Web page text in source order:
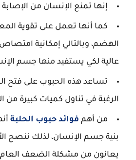
إنها تمنع الإنسان من الإصابة
كما أنها تعمل على تقوية
الهضم، وبالتالي إمكانية
عالية لكي يستفيد منها جسم
تساعد هذه الحبوب على فتح
الرغبة في تناول كميات كبيرة من
من أهم فوائد حبوب الحلبة
بنية جسم الإنسان، لذلك ننصح
يعانون من مشكلة الضعف العام